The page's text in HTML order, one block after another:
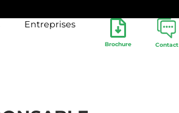
Entreprises
Brochure Contact